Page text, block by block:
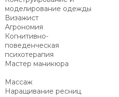
моделирование одежды
Визажист
Агрономия
Когнитивно-
поведенческая
психотерапия
Мастер маникюра
Массаж
Наращивание ресниц